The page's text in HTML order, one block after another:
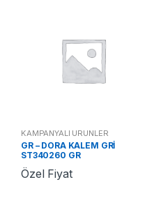
KAMPANYALI ÜRÜNLER
GR – DORA KALEM GRİ
ST340260 GR
Özel Fiyat